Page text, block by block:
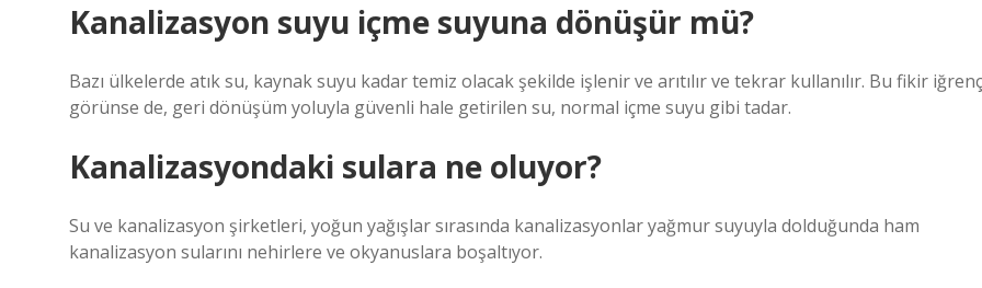
Kanalizasyon suyu içme suyuna dönüşür mü?
Bazı ülkelerde atık su, kaynak suyu kadar temiz olacak şekilde işlenir ve arıtılır ve tekrar kullanılır. Bu fikir iğrenç
görünse de, geri dönüşüm yoluyla güvenli hale getirilen su, normal içme suyu gibi tadar.
Kanalizasyondaki sulara ne oluyor?
Su ve kanalizasyon şirketleri, yoğun yağışlar sırasında kanalizasyonlar yağmur suyuyla dolduğunda ham
kanalizasyon sularını nehirlere ve okyanuslara boşaltıyor.